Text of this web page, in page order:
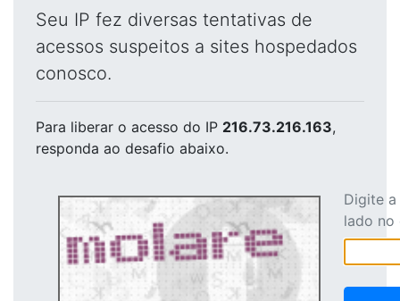
Seu IP fez diversas tentativas de
acessos suspeitos a sites hospedados
conosco.
Para liberar o acesso do IP 216.73.216.163,
responda ao desafio abaixo.
Digite
lado no